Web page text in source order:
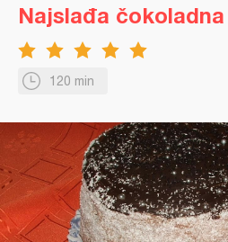
120 min
Najslađa